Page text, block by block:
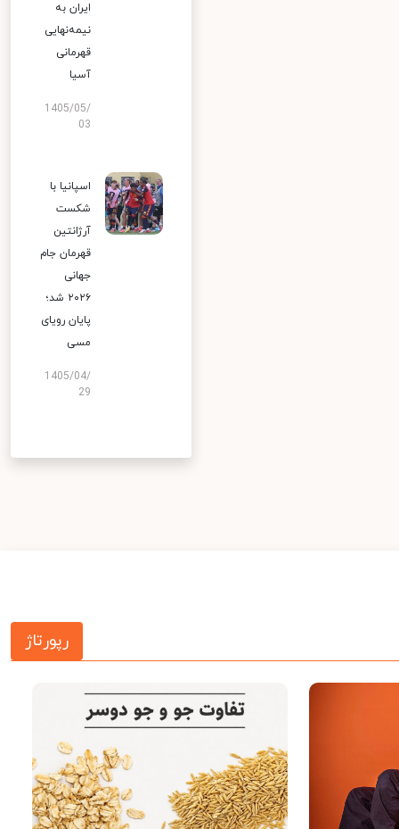
ایران به
نیمه‌نهایی
قهرمانی
آسیا
1405/05/
03
اسپانیا با
شکست
آرژانتین
قهرمان جام
جهانی
۲۰۲۶ شد؛
پایان رویای
مسی
1405/04/
29
رپورتاژ